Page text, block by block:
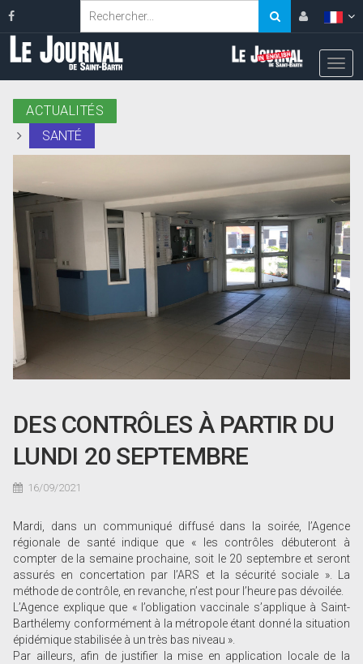
ACTUALITÉS
SANTÉ
DES CONTRÔLES À PARTIR DU
LUNDI 20 SEPTEMBRE
16/09/2021
Mardi, dans un communiqué diffusé dans la soirée, l’Agence
régionale de santé indique que « les contrôles débuteront à
compter de la semaine prochaine, soit le 20 septembre et seront
assurés en concertation par l’ARS et la sécurité sociale ». La
méthode de contrôle, en revanche, n’est pour l’heure pas dévoilée.
L’Agence explique que « l’obligation vaccinale s’applique à Saint-
Barthélemy conformément à la métropole étant donné la situation
épidémique stabilisée à un très bas niveau ».
Par ailleurs, afin de justifier la mise en application locale de la